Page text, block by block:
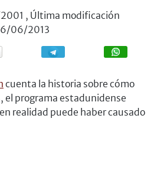
, Última modificación
06/2013
Compartir Compartir
cuenta la historia sobre cómo
el programa estadunidense
realidad puede haber causado